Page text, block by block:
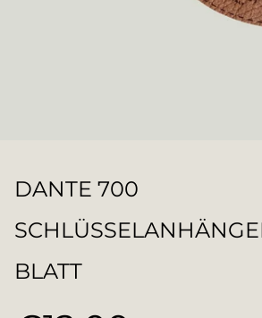
DANTE 700
BLATT